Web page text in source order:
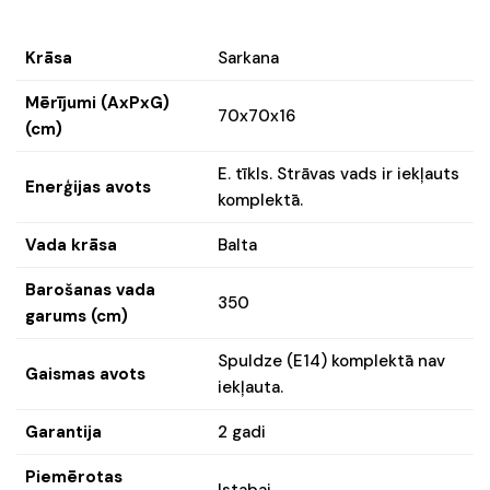
Krāsa Sarkana
Mērījumi (AxPxG)
(cm)
70x70x16
Enerģijas avots
E. tīkls. Strāvas vads ir iekļauts
komplektā.
Vada krāsa Balta
Barošanas vada
garums (cm)
350
Gaismas avots
Spuldze (E14) komplektā nav
iekļauta.
Garantija 2 gadi
Piemērotas